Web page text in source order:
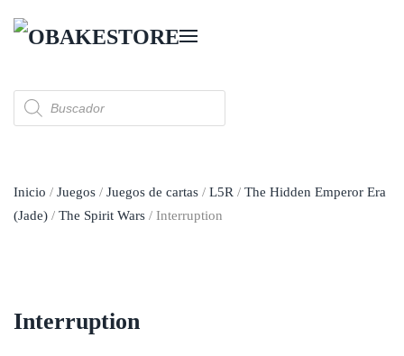
Búsqueda
de
productos
Inicio / Juegos / Juegos de cartas / L5R / The Hidden Emperor Era
(Jade) / The Spirit Wars / Interruption
Interruption